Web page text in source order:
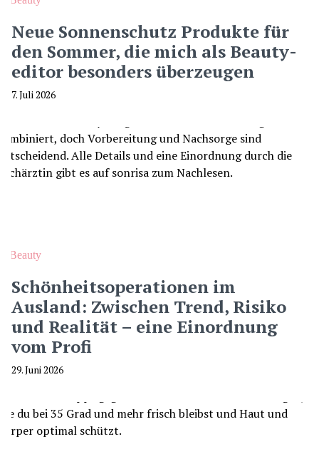
Neue Sonnenschutz Produkte für
den Sommer, die mich als Beauty-
editor besonders überzeugen
7. Juli 2026
Beauty
Schönheitsoperationen im
Ausland: Zwischen Trend, Risiko
und Realität – eine Einordnung
vom Profi
29. Juni 2026